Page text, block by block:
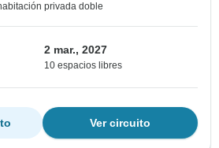
privada doble
2 mar., 2027
10 espacios libres
Ver circuito